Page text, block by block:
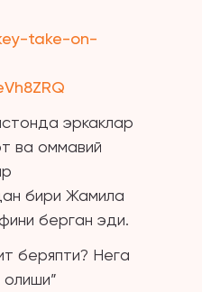
take-on-
эркаклар
ва оммавий
бири Жамила
берган эди.
беряпти? Нега